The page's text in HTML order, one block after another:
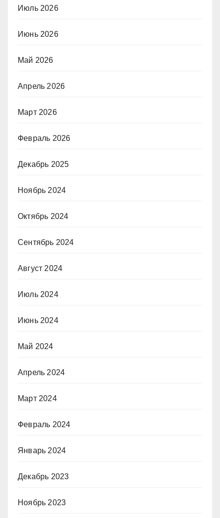
Июль 2026
Июнь 2026
Май 2026
Апрель 2026
Март 2026
Февраль 2026
Декабрь 2025
Ноябрь 2024
Октябрь 2024
Сентябрь 2024
Август 2024
Июль 2024
Июнь 2024
Май 2024
Апрель 2024
Март 2024
Февраль 2024
Январь 2024
Декабрь 2023
Ноябрь 2023